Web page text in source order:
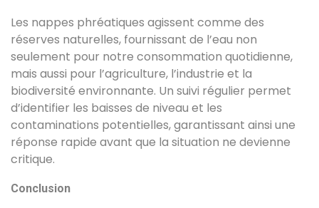
Les nappes phréatiques agissent comme des
réserves naturelles, fournissant de l’eau non
seulement pour notre consommation quotidienne,
mais aussi pour l’agriculture, l’industrie et la
biodiversité environnante. Un suivi régulier permet
d’identifier les baisses de niveau et les
contaminations potentielles, garantissant ainsi une
réponse rapide avant que la situation ne devienne
critique.
Conclusion